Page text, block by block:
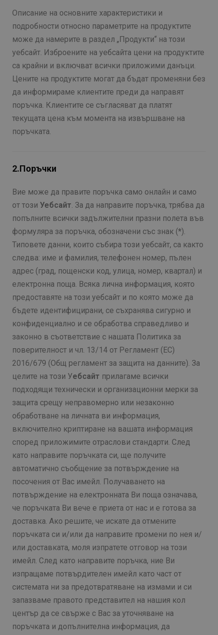
Описание на основните характеристики и
подробности относно параметрите на продуктите
може да намерите в раздел „Продукти“ на този
уебсайт. Изброените на уебсайта цени на продуктите
са крайни и включват всички приложими данъци.
Цените на продуктите могат да бъдат променяни без
да информираме клиентите преди да направят
поръчка. Клиентите се съгласяват да платят
текущата цена към момента на извършване на
поръчката.
2.Поръчки
Вие може да правите поръчка само онлайн и само
от този Уебсайт. За да направите поръчка, трябва да
попълните всички задължителни празни полета във
формуляра за поръчка, обозначени със знак (*).
Типовете данни, които събира този уебсайт, са както
следва: име и фамилия, телефонен номер, пълен
адрес (град, пощенски код, улица, номер, квартал) и
електронна поща. Всяка лична информация, която
предоставяте на този уебсайт и по която може да
бъдете идентифицирани, се съхранява сигурно и
конфиденциално и се обработва справедливо и
законно в съответствие с нашата Политика за
поверителност и чл. 13/14 от Регламент (ЕС)
2016/679 (Общ регламент за защита на данните). За
целите на този Уебсайт прилагаме всички
подходящи технически и организационни мерки за
защита срещу неправомерно или незаконно
обработване на личната ви информация,
включително криптиране на вашата информация
според приложимите отраслови стандарти. След
като направите поръчката си, ще получите
автоматично съобщение за потвърждение на
посочения от Вас имейл. Получаването на
потвърждение на електронната Ви поща означава,
че поръчката Ви вече е приета от нас и е готова за
доставка. Ако решите, че искате да отмените
поръчката си и/или да направите промени по нея и/
или доставката, моля изпратете отговор на този
имейл. След като направите поръчка, ние Ви
изпращаме потвърдителен имейл като част от
системата ни за предотвратяване на измами и си
запазваме правото представител на нашия кол
център да се свърже с Вас за уточняване на
поръчката и допълнителна информация, да